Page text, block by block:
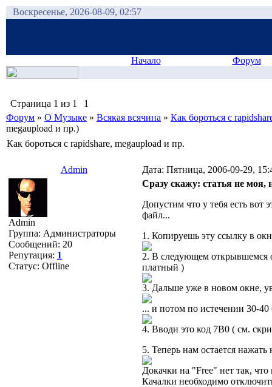
Воскресенье, 2026-08-09, 02:57
Начало Форум
Страница 1 из 1
1
Форум » О Музыке » Всякая всячина » Как бороться с
megaupload и пр.)
Как бороться с rapidshare, megaupload и пр.
Admin Дата: Пятница, 2006-09-29,
Admin
Группа: Администраторы
Сообщений: 20
Репутация: 1
Статус: Offline
Сразу скажу: статья не моя,
Допустим что у тебя есть вот
файл...
1. Копируешь эту ссылку в
2. В следующем открывшемся
платный )
3. Дальше уже в новом окне,
... и потом по истечении 30-40
4. Вводи это код 7B0 ( см.
5. Теперь нам остается
Докачки на "Free" нет так, что
Качалки необходимо